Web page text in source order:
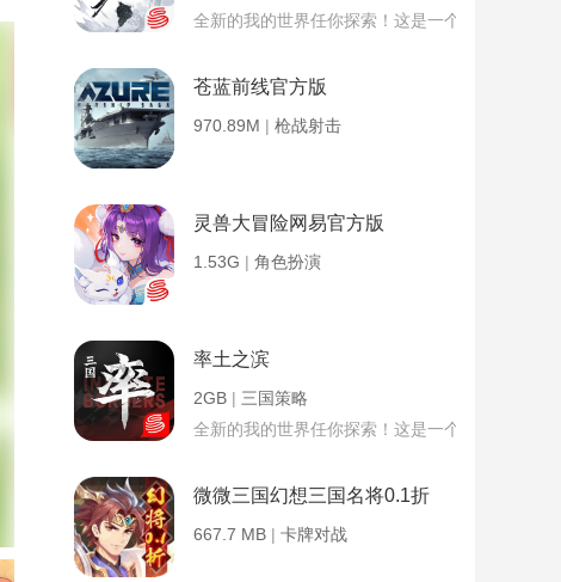
全新的我的世界任你探索！这是一个小提示字段。
苍蓝前线官方版
970.89M | 枪战射击
灵兽大冒险网易官方版
1.53G | 角色扮演
率土之滨
2GB | 三国策略
全新的我的世界任你探索！这是一个小提示字段。
微微三国幻想三国名将0.1折
667.7 MB | 卡牌对战